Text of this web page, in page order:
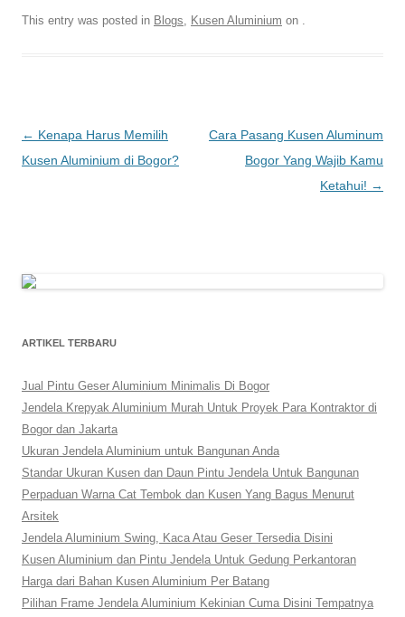
This entry was posted in Blogs, Kusen Aluminium on .
Post
navigation
← Kenapa Harus Memilih
Kusen Aluminium di Bogor?
Cara Pasang Kusen Aluminum
Bogor Yang Wajib Kamu
Ketahui! →
ARTIKEL TERBARU
Jual Pintu Geser Aluminium Minimalis Di Bogor
Jendela Krepyak Aluminium Murah Untuk Proyek Para Kontraktor di
Bogor dan Jakarta
Ukuran Jendela Aluminium untuk Bangunan Anda
Standar Ukuran Kusen dan Daun Pintu Jendela Untuk Bangunan
Perpaduan Warna Cat Tembok dan Kusen Yang Bagus Menurut
Arsitek
Jendela Aluminium Swing, Kaca Atau Geser Tersedia Disini
Kusen Aluminium dan Pintu Jendela Untuk Gedung Perkantoran
Harga dari Bahan Kusen Aluminium Per Batang
Pilihan Frame Jendela Aluminium Kekinian Cuma Disini Tempatnya